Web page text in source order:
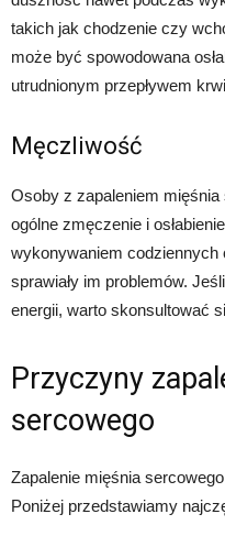
takich jak chodzenie czy
może być spowodowana
utrudnionym przepływem
Męczliwość
Osoby z zapaleniem
ogólne zmęczenie i
wykonywaniem
sprawiały im problemów.
energii, warto skonsultować
Przyczyny
sercowego
Zapalenie mięśnia
Poniżej przedstawiamy